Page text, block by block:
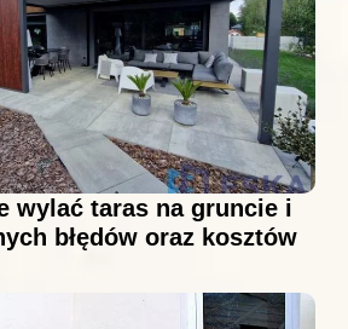
wylać taras na gruncie i
błędów oraz kosztów